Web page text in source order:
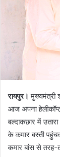
रायपुर। मुख्यमंत्री
आज अपना
बल्दाकछार में
के कमार बस्ती
कमार बांस से तरह-